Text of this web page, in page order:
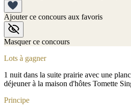
Ajouter ce concours aux favoris
Masquer ce concours
Lots à gagner
1 nuit dans la suite prairie avec une
déjeuner à la maison d'hôtes Tomette
Principe